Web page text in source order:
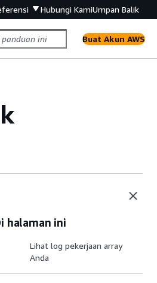
Hubungi KamiUmpan Balik
Buat Akun AWS
halaman ini
Lihat log pekerjaan array
Anda